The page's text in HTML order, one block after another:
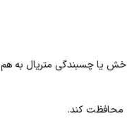
و خش یا چسبندگی متریال به هم
محافظت کند.